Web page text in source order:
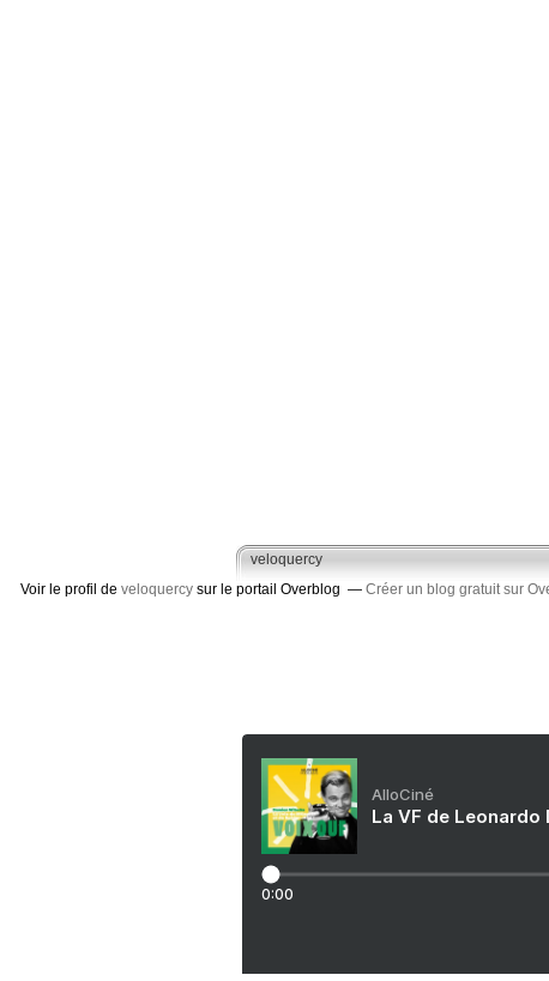
veloquercy
Voir le profil de veloquercy sur le portail Overblog Créer un blog gratuit sur
AlloCiné
La VF de
0:00